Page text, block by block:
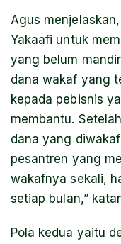
Agus
Yakaafi untuk
yang belum
dana wakaf yang
kepada pebisnis
membantu.
dana yang
pesantren yang
wakafnya sekali,
setiap bulan,”
Pola kedua yaitu